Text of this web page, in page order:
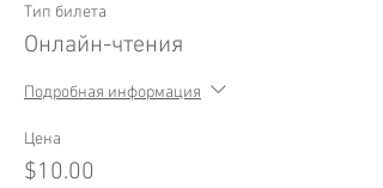
Тип билета
Онлайн-чтения
Подробная информация
Цена
$10.00